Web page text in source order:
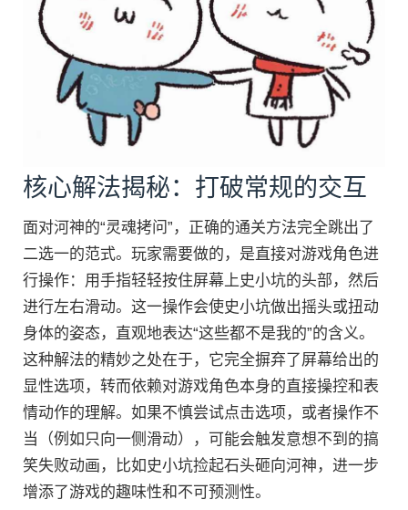
核心解法揭秘：打破常规的交互
面对河神的“灵魂拷问”，正确的通关方法完全跳出了
二选一的范式。玩家需要做的，是直接对游戏角色进
行操作：用手指轻轻按住屏幕上史小坑的头部，然后
进行左右滑动。这一操作会使史小坑做出摇头或扭动
身体的姿态，直观地表达“这些都不是我的”的含义。
这种解法的精妙之处在于，它完全摒弃了屏幕给出的
显性选项，转而依赖对游戏角色本身的直接操控和表
情动作的理解。如果不慎尝试点击选项，或者操作不
当（例如只向一侧滑动），可能会触发意想不到的搞
笑失败动画，比如史小坑捡起石头砸向河神，进一步
增添了游戏的趣味性和不可预测性。